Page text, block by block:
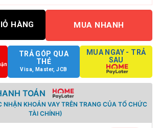
HÀNG MUA NHANH
TRẢ GÓP QUA
THẺ
Visa, Master, JCB
MUA NGAY - TRẢ
SAU
TOÁN
NHẬN KHOẢN VAY TRÊN TRANG CỦA TỔ CHỨC
TÀI CHÍNH)